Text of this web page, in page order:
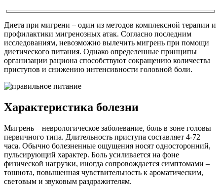
Диета при мигрени – один из методов комплексной терапии и
профилактики мигренозных атак. Согласно последним
исследованиям, невозможно вылечить мигрень при помощи
диетического питания. Однако определенные принципы
организации рациона способствуют сокращению количества
приступов и снижению интенсивности головной боли.
Характеристика болезни
Мигрень – неврологическое заболевание, боль в зоне головы
первичного типа. Длительность приступа составляет 4-72
часа. Обычно болезненные ощущения носят односторонний,
пульсирующий характер. Боль усиливается на фоне
физической нагрузки, иногда сопровождается симптомами –
тошнота, повышенная чувствительность к ароматическим,
световым и звуковым раздражителям.